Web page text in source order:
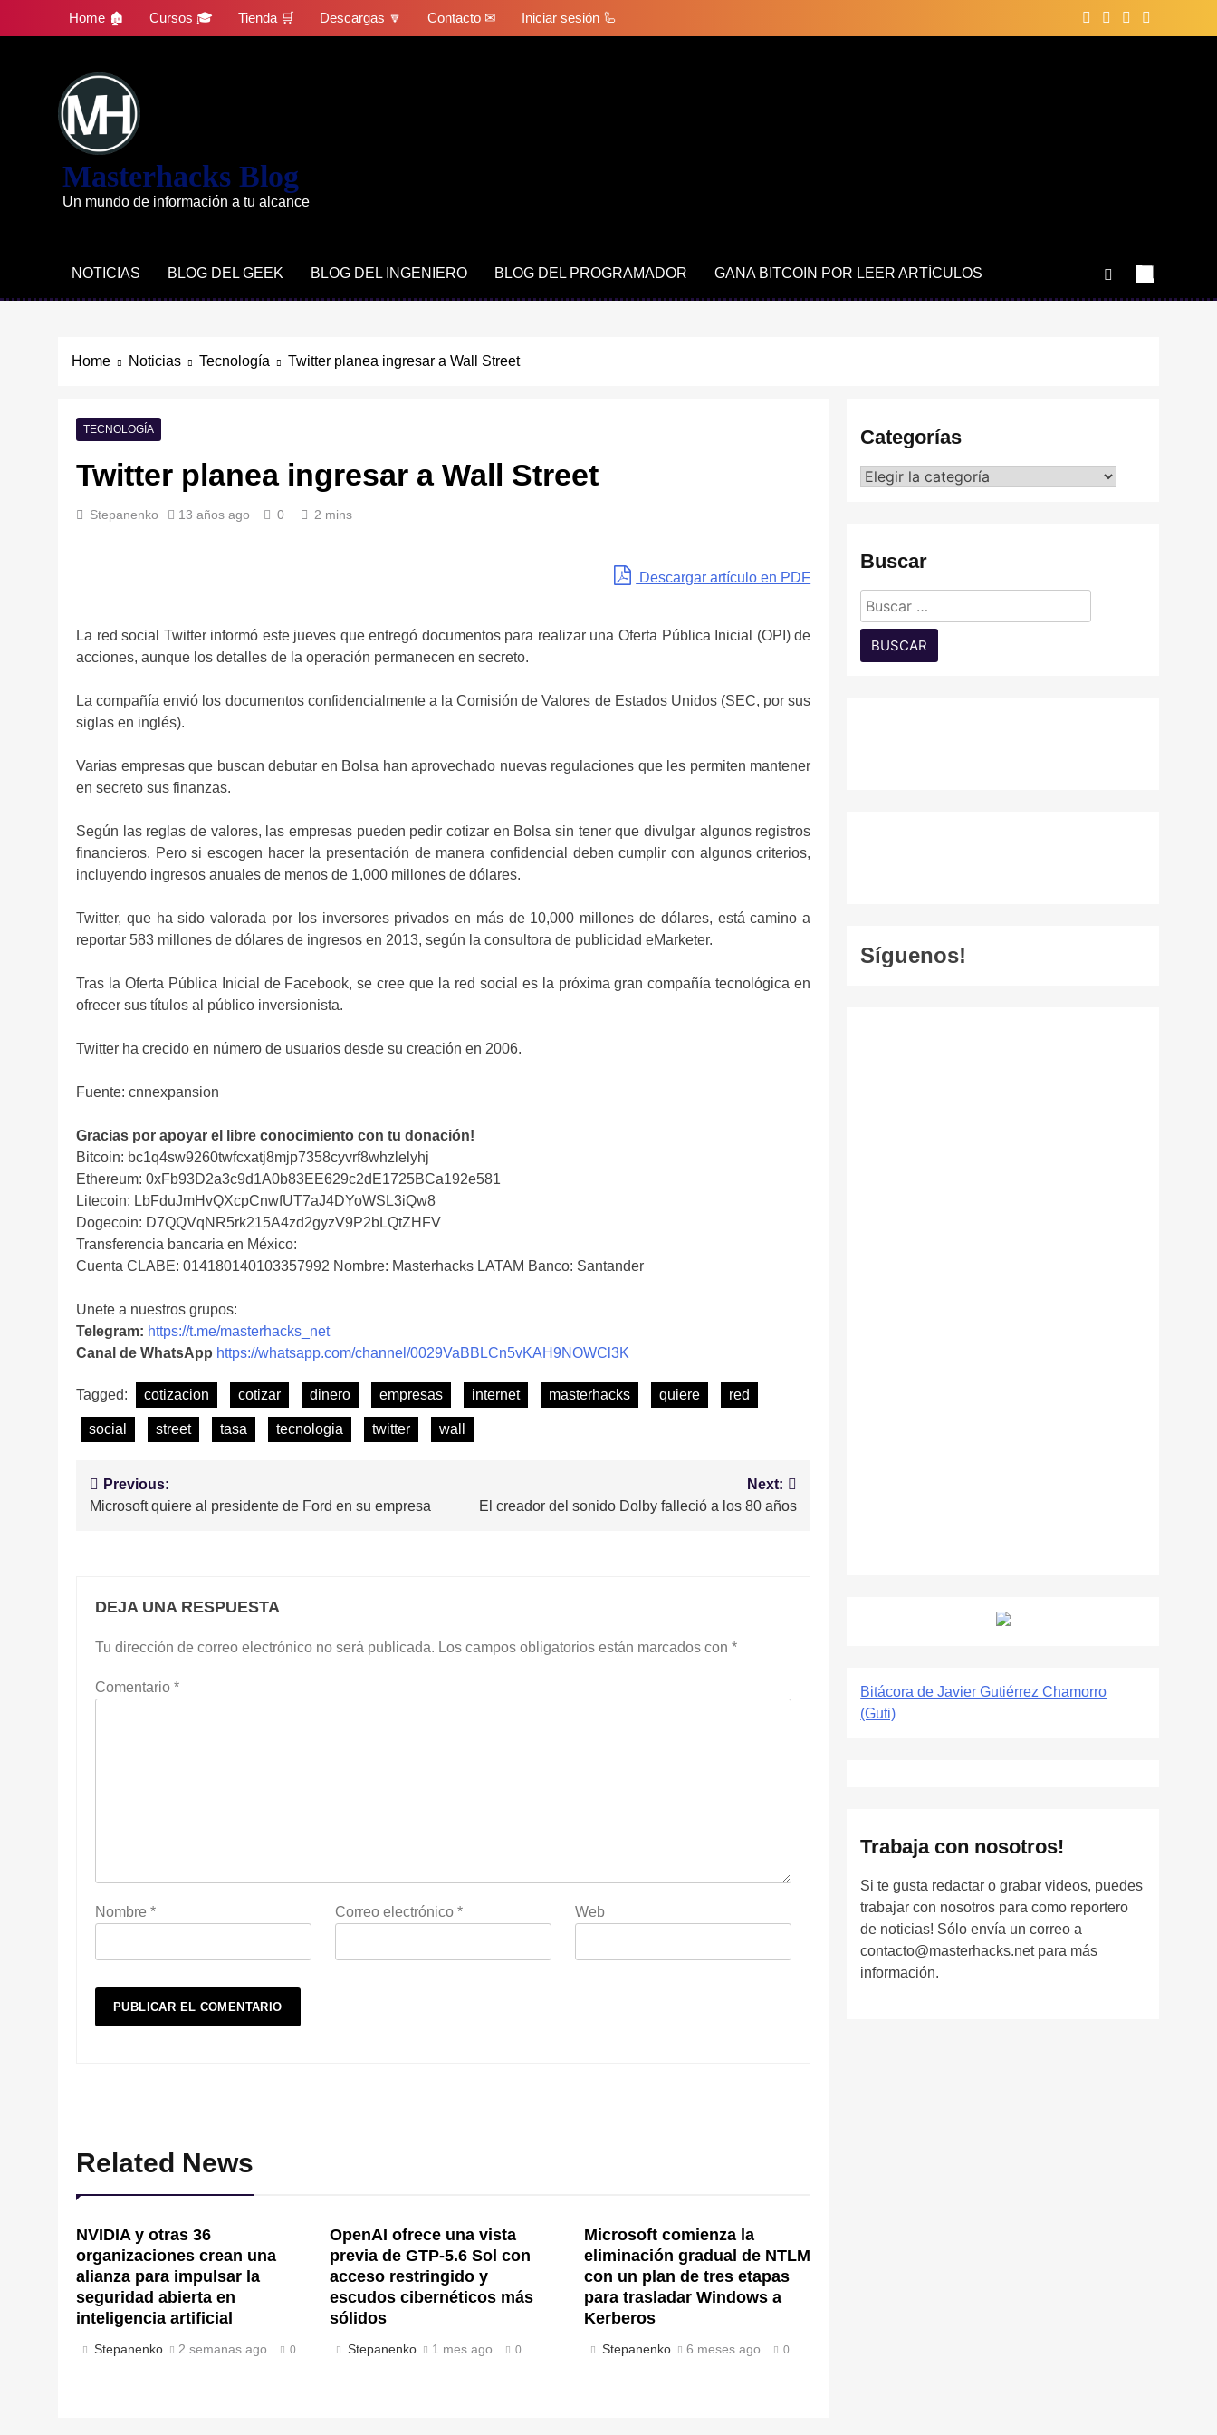
Home 🏚 Cursos 🎓 Tienda 🛒 Descargas 🔽 Contacto ✉ Iniciar sesión 🦾
Masterhacks Blog
Un mundo de información a tu alcance
NOTICIAS BLOG DEL GEEK BLOG DEL INGENIERO BLOG DEL PROGRAMADOR GANA BITCOIN POR LEER ARTÍCULOS
Home Noticias Tecnología Twitter planea ingresar a Wall Street
TECNOLOGÍA
Twitter planea ingresar a Wall Street
Stepanenko 13 años ago 0 2 mins
Descargar artículo en PDF
La red social Twitter informó este jueves que entregó documentos para realizar una Oferta Pública Inicial (OPI) de
acciones, aunque los detalles de la operación permanecen en secreto.
La compañía envió los documentos confidencialmente a la Comisión de Valores de Estados Unidos (SEC, por sus
siglas en inglés).
Varias empresas que buscan debutar en Bolsa han aprovechado nuevas regulaciones que les permiten mantener
en secreto sus finanzas.
Según las reglas de valores, las empresas pueden pedir cotizar en Bolsa sin tener que divulgar algunos registros
financieros. Pero si escogen hacer la presentación de manera confidencial deben cumplir con algunos criterios,
incluyendo ingresos anuales de menos de 1,000 millones de dólares.
Twitter, que ha sido valorada por los inversores privados en más de 10,000 millones de dólares, está camino a
reportar 583 millones de dólares de ingresos en 2013, según la consultora de publicidad eMarketer.
Tras la Oferta Pública Inicial de Facebook, se cree que la red social es la próxima gran compañía tecnológica en
ofrecer sus títulos al público inversionista.
Twitter ha crecido en número de usuarios desde su creación en 2006.
Fuente: cnnexpansion
Gracias por apoyar el libre conocimiento con tu donación!
Bitcoin: bc1q4sw9260twfcxatj8mjp7358cyvrf8whzlelyhj
Ethereum: 0xFb93D2a3c9d1A0b83EE629c2dE1725BCa192e581
Litecoin: LbFduJmHvQXcpCnwfUT7aJ4DYoWSL3iQw8
Dogecoin: D7QQVqNR5rk215A4zd2gyzV9P2bLQtZHFV
Transferencia bancaria en México:
Cuenta CLABE: 014180140103357992 Nombre: Masterhacks LATAM Banco: Santander
Unete a nuestros grupos:
Telegram: https://t.me/masterhacks_net
Canal de WhatsApp https://whatsapp.com/channel/0029VaBBLCn5vKAH9NOWCl3K
Tagged: cotizacion cotizar dinero empresas internet masterhacks quiere red
social street tasa tecnologia twitter wall
Navegación
Previous:
Microsoft quiere al presidente de Ford en su empresa
Next:
El creador del sonido Dolby falleció a los 80 años
DEJA UNA RESPUESTA
Tu dirección de correo electrónico no será publicada. Los campos obligatorios están marcados con *
Comentario *
Nombre * Correo electrónico* Web
Related News
NVIDIA y otras 36
organizaciones crean una
alianza para impulsar la
seguridad abierta en
inteligencia artificial
Stepanenko 2 semanas ago 0
OpenAI ofrece una vista
previa de GTP-5.6 Sol con
acceso restringido y
escudos cibernéticos más
sólidos
Stepanenko 1 mes ago 0
Microsoft comienza la
eliminación gradual de NTLM
con un plan de tres etapas
para trasladar Windows a
Kerberos
Stepanenko 6 meses ago 0
Categorías
Categorías
Buscar
Buscar:
Síguenos!
Bitácora de Javier Gutiérrez Chamorro
(Guti)
Trabaja con nosotros!
Si te gusta redactar o grabar videos, puedes
trabajar con nosotros para como reportero
de noticias! Sólo envía un correo a
contacto@masterhacks.net para más
información.